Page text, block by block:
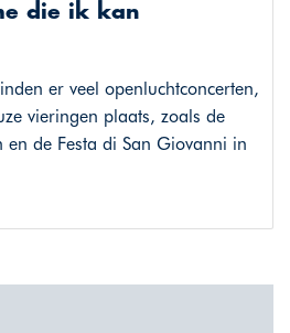
die ik kan
er veel openluchtconcerten,
vieringen plaats, zoals de
en de Festa di San Giovanni in